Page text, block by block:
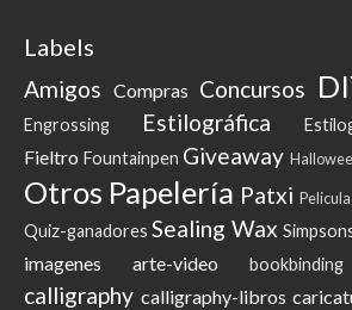
Labels
Amigos Compras Concursos
Engrossing Estilográfica
Fieltro Fountainpen Giveaway
Otros Papelería Patxi
Quiz-ganadores Sealing Wax
imagenes
arte-video bookbinding
calligraphy calligraphy-libros